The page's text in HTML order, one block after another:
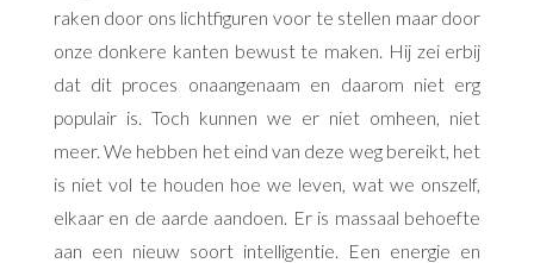
raken door ons lichtfiguren voor te stellen maar door
onze donkere kanten bewust te maken. Hij zei erbij
dat dit proces onaangenaam en daarom niet erg
populair is. Toch kunnen we er niet omheen, niet
meer. We hebben het eind van deze weg bereikt, het
is niet vol te houden hoe we leven, wat we onszelf,
elkaar en de aarde aandoen. Er is massaal behoefte
aan een nieuw soort intelligentie. Een energie en